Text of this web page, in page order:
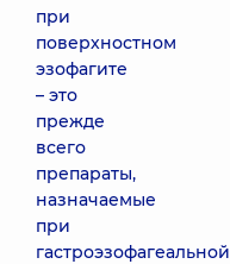
при
поверхностном
эзофагите
– это
прежде
всего
препараты,
назначаемые
при
гастроэзофагеальной